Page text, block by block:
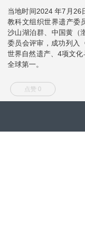
当地时间2024 年7月26
教科文组织世界遗产
沙山湖泊群、中国黄（
委员会评审，成功列入
世界自然遗产、4项文
全球第一。
点赞 0